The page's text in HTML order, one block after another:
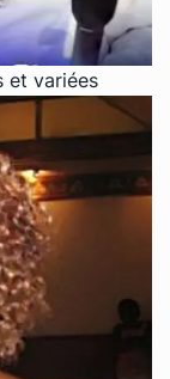
et variées